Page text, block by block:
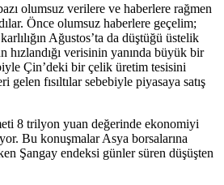
olumsuz verilere ve haberlere rağmen
Önce olumsuz haberlere geçelim;
Ağustos’ta da düştüğü üstelik
hızlandığı verisinin yanında büyük bir
Çin’deki bir çelik üretim tesisini
gelen fısıltılar sebebiyle piyasaya satış
8 trilyon yuan değerinde ekonomiyi
Bu konuşmalar Asya borsalarına
Şangay endeksi günler süren düşüşten